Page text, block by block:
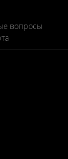
вопросы